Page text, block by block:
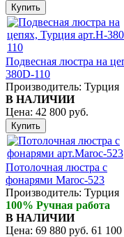
Подвесная люстра на
380D-110
Производитель: Турция
В НАЛИЧИИ
Цена: 42 800 руб.
Потолочная люстра с
фонарями Maroc-523
Производитель: Турция
100% Ручная работа
В НАЛИЧИИ
Цена: 69 880 руб. 61 100